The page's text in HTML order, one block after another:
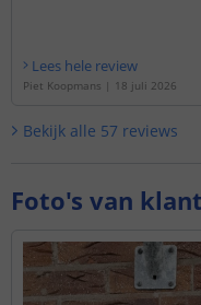
Lees hele review
Piet Koopmans | 18 juli 2026
Bekijk alle 57 reviews
Foto's van